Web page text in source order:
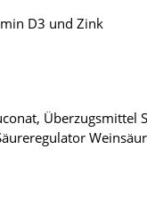
D3 und Zink
Überzugsmittel